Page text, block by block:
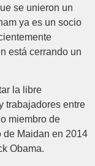
se unieron un
ya es un socio
está cerrando un
la libre
trabajadores entre
miembro de
de Maidan en 2014
Obama.